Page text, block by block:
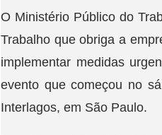
O Ministério Público do
Trabalho que obriga a
implementar medidas
evento que começou no
Interlagos, em São Paulo.